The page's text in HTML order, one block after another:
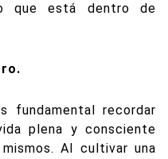
que está dentro de
fundamental recordar
plena y consciente
Al cultivar una